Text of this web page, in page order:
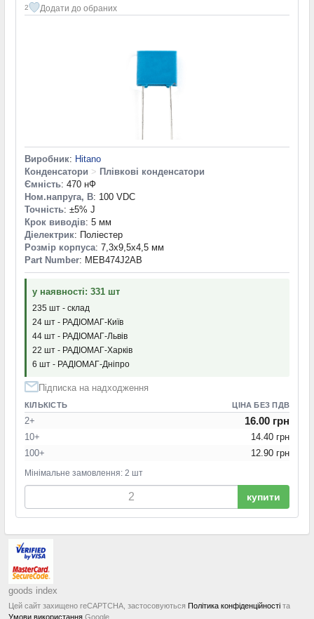
2 Додати до обраних
Виробник: Hitano
Конденсатори > Плівкові конденсатори
Ємність: 470 нФ
Ном.напруга, В: 100 VDC
Точність: ±5% J
Крок виводів: 5 мм
Діелектрик: Поліестер
Розмір корпуса: 7,3x9,5x4,5 мм
Part Number: MEB474J2AB
у наявності: 331 шт
235 шт - склад
24 шт - РАДІОМАГ-Київ
44 шт - РАДІОМАГ-Львів
22 шт - РАДІОМАГ-Харків
6 шт - РАДІОМАГ-Дніпро
Підписка на надходження
КІЛЬКІСТЬ ЦІНА БЕЗ ПДВ
2+ 16.00 грн
10+
14.40 грн
100+
12.90 грн
Мінімальне замовлення: 2 шт
купити
goods index
Цей сайт захищено reCAPTCHA, застосовуються Політика конфіденційності та
Умови використання Google.